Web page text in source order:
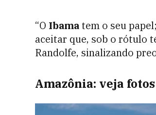
“O Ibama tem o seu
aceitar que, sob o rótulo
Randolfe, sinalizando
Amazônia: veja